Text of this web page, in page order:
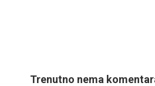
Trenutno nema